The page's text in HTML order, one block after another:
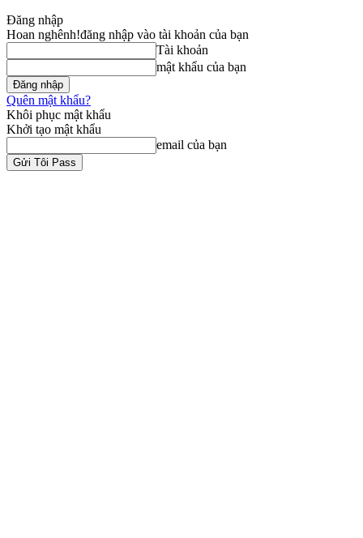
Đăng nhập
Hoan nghênh!đăng nhập vào tài khoản của bạn
Tài khoản
mật khẩu của bạn
Quên mật khẩu?
Khôi phục mật khẩu
Khởi tạo mật khẩu
email của bạn